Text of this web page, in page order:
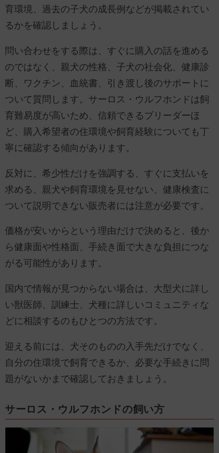
育環境、過去の子犬の成長例などが掲載されてい
るかを確認しましょう。
問い合わせをする際は、すぐに購入の話を進める
のではなく、親犬の性格、子犬の社会化、健康診
断、ワクチン、血統書、引き渡し後のサポートに
ついて質問します。サーロス・ウルフホンドは飼
育難易度が高いため、信頼できるブリーダーほ
ど、購入希望者の住環境や飼育経験についても丁
寧に確認する傾向があります。
反対に、希少性だけを強調する、すぐに支払いを
求める、親犬や飼育環境を見せない、健康検査に
ついて説明できない販売者には注意が必要です。
価格が安いからという理由だけで決めると、後か
ら健康面や性格面、手続き面で大きな負担につな
がる可能性があります。
国内で情報が見つからない場合は、大型犬に詳し
い獣医師、訓練士、犬種に詳しいコミュニティな
どに相談するのもひとつの方法です。
迎える前には、犬そのものの入手先だけでなく、
自分の住環境で飼育できるか、必要な手続きに問
題がないかまで確認しておきましょう。
サーロス・ウルフホンドの飼い方